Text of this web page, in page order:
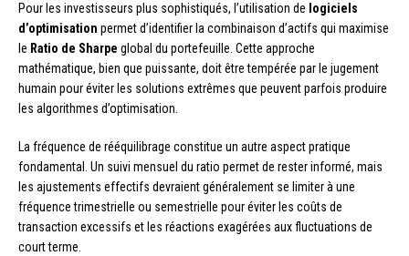
Pour les investisseurs plus sophistiqués, l’utilisation de logiciels
d’optimisation permet d’identifier la combinaison d’actifs qui maximise
le Ratio de Sharpe global du portefeuille. Cette approche
mathématique, bien que puissante, doit être tempérée par le jugement
humain pour éviter les solutions extrêmes que peuvent parfois produire
les algorithmes d’optimisation.
La fréquence de rééquilibrage constitue un autre aspect pratique
fondamental. Un suivi mensuel du ratio permet de rester informé, mais
les ajustements effectifs devraient généralement se limiter à une
fréquence trimestrielle ou semestrielle pour éviter les coûts de
transaction excessifs et les réactions exagérées aux fluctuations de
court terme.